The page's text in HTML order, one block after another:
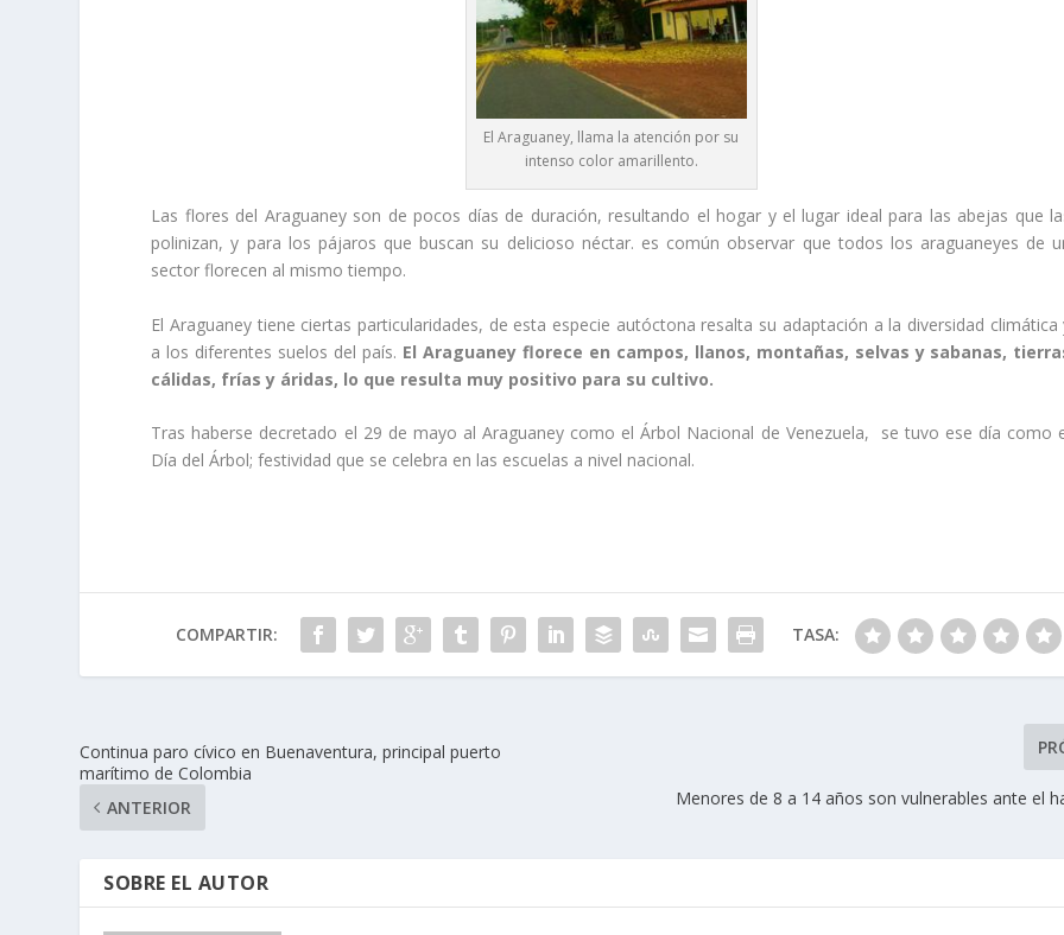
El Araguaney, llama la atención por su
intenso color amarillento.
Las flores del Araguaney son de pocos días de duración, resultando el hogar y el lugar ideal para las abejas que
polinizan, y para los pájaros que buscan su delicioso néctar. es común observar que todos los araguaneyes de
sector florecen al mismo tiempo.
El Araguaney tiene ciertas particularidades, de esta especie autóctona resalta su adaptación a la diversidad climática
a los diferentes suelos del país. El Araguaney florece en campos, llanos, montañas, selvas y sabanas,
cálidas, frías y áridas, lo que resulta muy positivo para su cultivo.
Tras haberse decretado el 29 de mayo al Araguaney como el Árbol Nacional de Venezuela, se tuvo ese día como
Día del Árbol; festividad que se celebra en las escuelas a nivel nacional.
COMPARTIR: TASA:
Continua paro cívico en Buenaventura, principal puerto
marítimo de Colombia
ANTERIOR
Menores de 8 a 14 años son vulnerables ante el
SOBRE EL AUTOR